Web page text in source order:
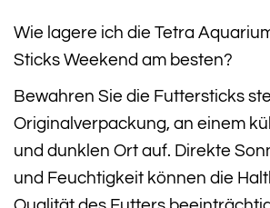
Wie lagere ich die Tetra
Sticks Weekend am besten?
Bewahren Sie die Futtersticks
Originalverpackung, an einem
und dunklen Ort auf. Direkte
und Feuchtigkeit können die